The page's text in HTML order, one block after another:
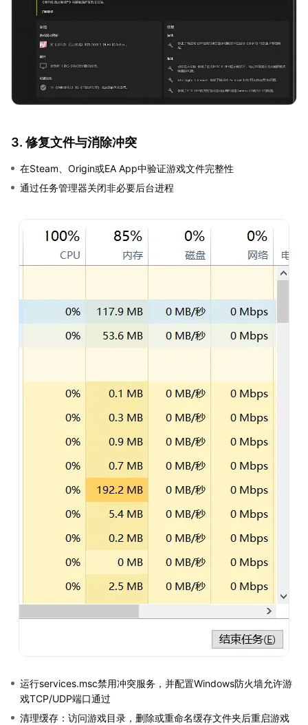
3. 修复文件与消除冲突
在Steam、Origin或EA App中验证游戏文件完整性
通过任务管理器关闭非必要后台进程
运行services.msc禁用冲突服务，并配置Windows防火墙允许游
戏TCP/UDP端口通过
清理缓存：访问游戏目录，删除或重命名缓存文件夹后重启游戏